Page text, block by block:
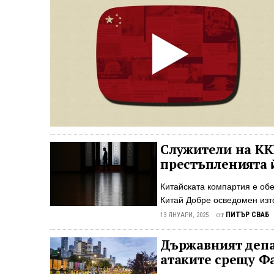
Служители на
Китайската компартия е
Китай Добре осведомен
Epoch Times, че висши
разкрити, а ответната
режима. Служителите са
изтезания и убийства на
13 ЯНУАРИ, 2025 от ПИТЪР СВАБ
Държавният
атаките срещу